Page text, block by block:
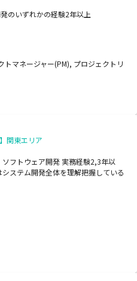
のいずれかの経験2年以上
マネージャー(PM), プロジェクトリ
関東エリア
フトウェア開発 実務経験2,3年以
ステム開発全体を理解把握している